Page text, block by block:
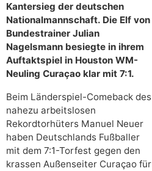
Kantersieg der deutschen
Nationalmannschaft. Die Elf von
Bundestrainer Julian
Nagelsmann besiegte in ihrem
Auftaktspiel in Houston WM-
Neuling Curaçao klar mit 7:1.
Beim Länderspiel-Comeback des
nahezu arbeitslosen
Rekordtorhüters Manuel Neuer
haben Deutschlands Fußballer
mit dem 7:1-Torfest gegen den
krassen Außenseiter Curaçao für